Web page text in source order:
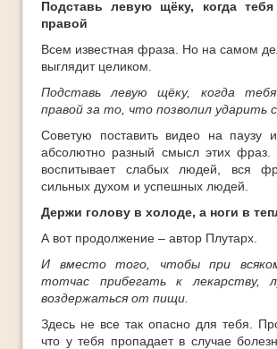
Подставь левую щёку, когда
правой
Всем известная фраза. Но на самом
выглядит целиком.
Подставь левую щёку, когда
правой за то, что позволил ударить
Советую поставить видео на паузу
абсолютно разный смысл этих фраз.
воспитывает слабых людей, вся
сильных духом и успешных людей.
Держи голову в холоде, а ноги в
А вот продолжение – автор Плутарх.
И вместо того, чтобы при всяком
тотчас прибегать к лекарству,
воздержаться от пищи.
Здесь не все так опасно для тебя.
что у тебя пропадает в случае